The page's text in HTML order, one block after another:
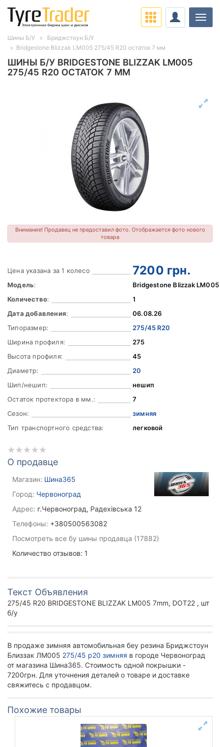
ШИНЫ Б/У BRIDGESTONE BLIZZAK LM005
275/45 R20 ОСТАТОК 7 ММ
Внимание! Продавец не предоставил фото. Отображается фото нового
товара
Цена указана за 1 колесо 7200 грн.
Модель:
Bridgestone Blizzak LM005
Количество:
1
Дата добавления:
06.08.26
Типоразмер:
275/45 R20
Ширина профиля:
275
Высота профиля:
45
Диаметр:
20
Шип/нешип:
нешип
Остаток протектора в мм.:
7
Сезон:
зимняя
Тип транспортного средства:
легковой
О продавце
Магазин: Шина365
Город: Червоноград
Адрес: г.Червоноград, Радехівська 12
Телефоны: +380500563082
Посмотреть все бу шины продавца (17882)
Количество отзывов: 1
Текст Объявления
275/45 R20 BRIDGESTONE BLIZZAK LM005 7mm, DOT22 , шт
б/у
В продаже зимняя автомобильная беу резина Бриджстоун
Близзак ЛМ005 275/45 р20 зимняя в городе Червоноград
от магазина Шина365. Стоимость одной покрышки -
7200грн. Для уточнения деталей о товаре и доставке
свяжитесь с продавцом.
Похожие товары
Шины Б/У
Бриджстоун Б/У
Bridgestone Blizzak LM005 275/45 R20 остаток 7 мм